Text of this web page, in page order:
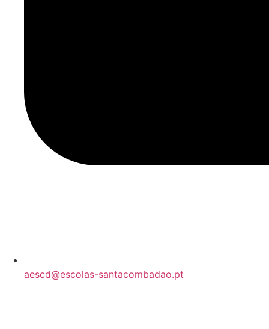
aescd@escolas-santacombadao.pt